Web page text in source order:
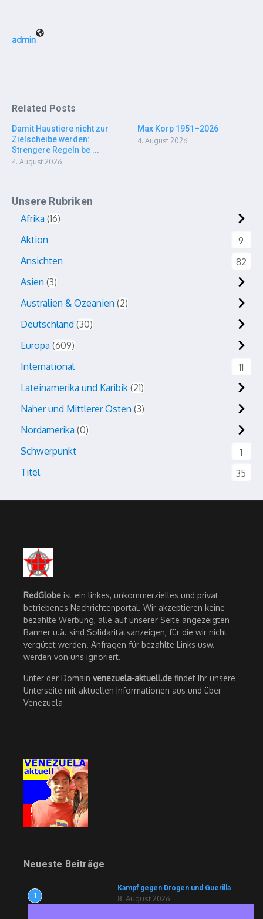
admin
Related Posts
Damit Haustiere nicht zur
Zielscheibe werden:
Strengere Regeln be ...
4. August 2026
Max Korp 1951–2026
4. August 2026
Unsere Rubriken
Afrika 16
Aktion
9
Ansichten
82
Asien 3
Australien & Ozeanien 2
Deutschland 30
Europa 609
International
11
Lateinamerika und Karibik 21
Naher und Mittlerer Osten 3
Nordamerika 0
Schwerpunkt
1
Titel
35
RedGlobe ist ein linkes, unkommerzielles und privat
betriebenes Nachrichtenportal. Wir akzeptieren keine
bezahlte Werbung, alle auf unserer Seite angezeigten
Banner u.ä. sind Solidaritätsanzeigen, für die wir nicht
vergütet werden. Anfragen für bezahlte Links usw.
werden von uns ignoriert.
Unter der Domain venezuela-aktuell.de findet Ihr unsere
Unterseite mit aktuellen Informationen aus und über
Venezuela
Neueste Beiträge
1
Kampf gegen Drogen und Guerilla
8. August 2026